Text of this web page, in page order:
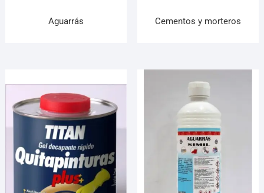
Aguarrás Cementos y morteros
aunque no sepas el nombre exacto